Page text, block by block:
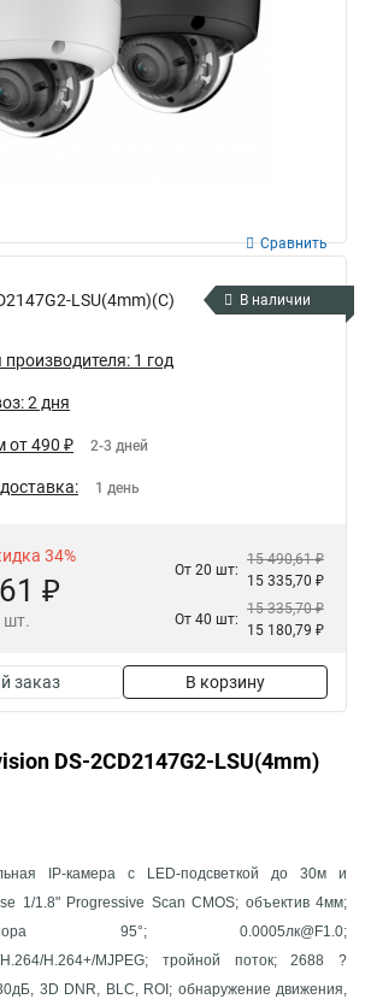
LSU(4mm)(C)
Сравнить
В наличии
производителя: 1 год
2 дня
от 490 ₽ 2-3 дней
1 день
34%
₽
шт.
От 20 шт:
15 490,61 ₽
15 335,70 ₽
От 40 шт:
15 335,70 ₽
15 180,79 ₽
заказ В корзину
DS-2CD2147G2-LSU(4mm)
IP-камера с LED-подсветкой до 30м и
1/1.8" Progressive Scan CMOS; объектив 4мм;
95°; 0.0005лк@F1.0;
H.264/H.264+/MJPEG; тройной поток; 2688 ?
3D DNR, BLC, ROI; обнаружение движения,